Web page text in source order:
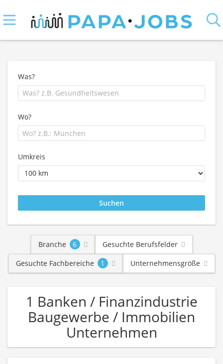
Was?
Wo?
Umkreis
Branche 6
Gesuchte Berufsfelder
Gesuchte Fachbereiche
1 Unternehmensgröße
1 Banken / Finanzindustrie
Baugewerbe / Immobilien
Unternehmen